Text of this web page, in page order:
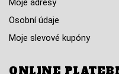
Moje adresy
Osobní údaje
Moje slevové kupóny
ONLINE